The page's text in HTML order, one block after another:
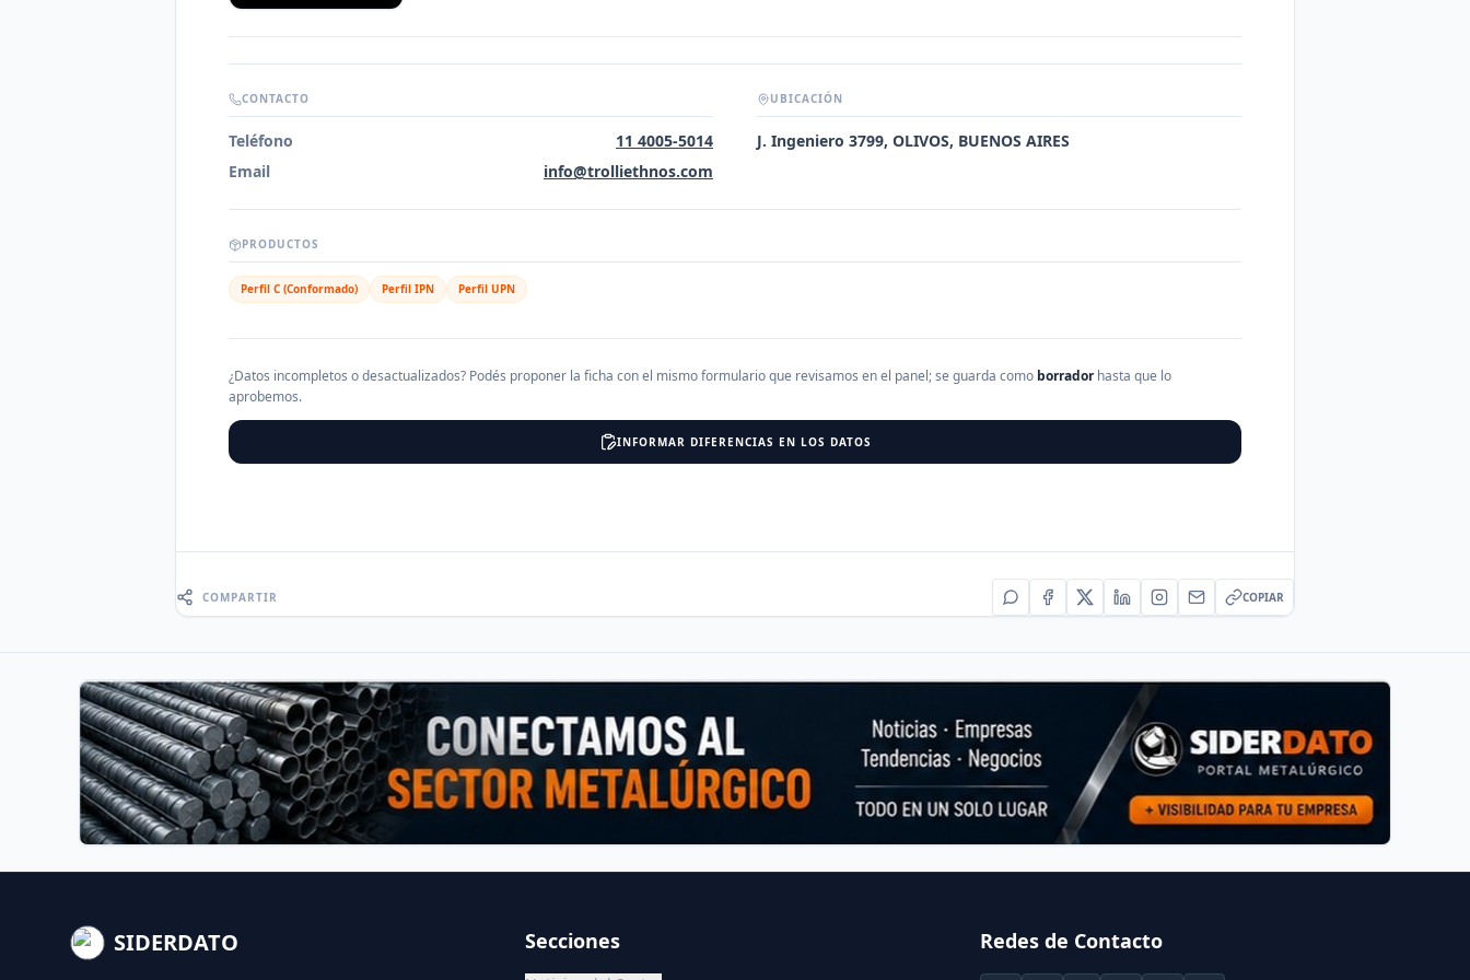
CONTACTO
Teléfono
11 4005-5014
Email
info@trolliethnos.com
UBICACIÓN
J. Ingeniero 3799, OLIVOS, BUENOS AIRES
PRODUCTOS
Perfil C (Conformado) Perfil IPN Perfil UPN
¿Datos incompletos o desactualizados? Podés proponer la ficha con el mismo formulario que revisamos en el panel; se guarda como borradorhasta que lo
aprobemos.
INFORMAR DIFERENCIAS EN LOS DATOS
COMPARTIR COPIAR
SIDERDATO Secciones Redes de Contacto